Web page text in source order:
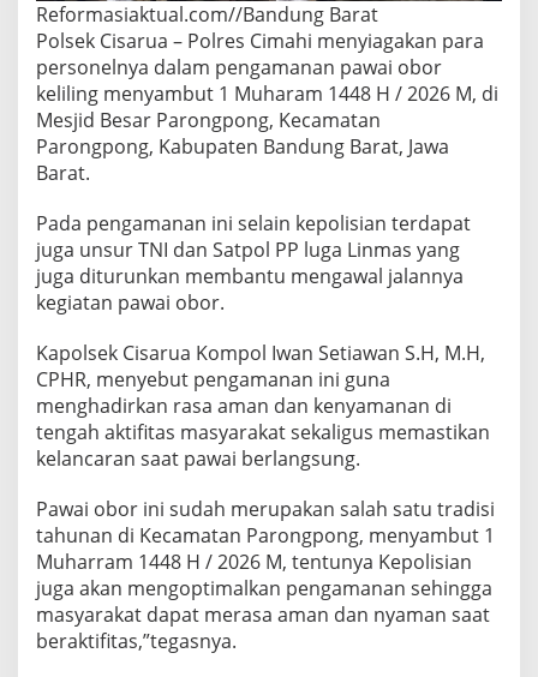
Reformasiaktual.com//Bandung Barat
Polsek Cisarua – Polres Cimahi menyiagakan para
personelnya dalam pengamanan pawai obor
keliling menyambut 1 Muharam 1448 H / 2026 M, di
Mesjid Besar Parongpong, Kecamatan
Parongpong, Kabupaten Bandung Barat, Jawa
Barat.
Pada pengamanan ini selain kepolisian terdapat
juga unsur TNI dan Satpol PP luga Linmas yang
juga diturunkan membantu mengawal jalannya
kegiatan pawai obor.
Kapolsek Cisarua Kompol Iwan Setiawan S.H, M.H,
CPHR, menyebut pengamanan ini guna
menghadirkan rasa aman dan kenyamanan di
tengah aktifitas masyarakat sekaligus memastikan
kelancaran saat pawai berlangsung.
Pawai obor ini sudah merupakan salah satu tradisi
tahunan di Kecamatan Parongpong, menyambut 1
Muharram 1448 H / 2026 M, tentunya Kepolisian
juga akan mengoptimalkan pengamanan sehingga
masyarakat dapat merasa aman dan nyaman saat
beraktifitas,”tegasnya.